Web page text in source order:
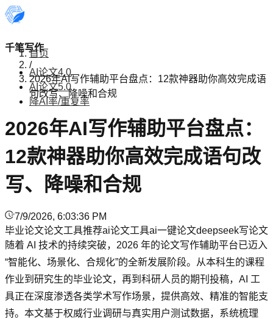
千笔写作
AI论文4.0
AI论文5.0
降AI率/重复率
首页
/
2026年AI写作辅助平台盘点：12款神器助你高效完成语
句改写、降噪和合规
2026年AI写作辅助平台盘点：
12款神器助你高效完成语句改
写、降噪和合规
7/9/2026, 6:03:36 PM
毕业论文论文工具推荐ai论文工具ai一键论文deepseek写论文
随着 AI 技术的持续突破，2026 年的论文写作辅助平台已迈入
“智能化、场景化、合规化”的全新发展阶段。从本科生的课程
作业到研究生的毕业论文，再到科研人员的期刊投稿，AI 工
具正在深度渗透各类学术写作场景，提供高效、精准的智能支
持。本文基于权威行业调研与真实用户测试数据，系统梳理